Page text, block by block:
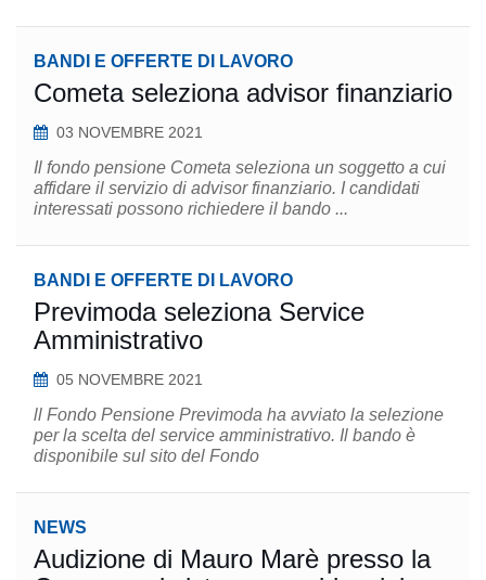
BANDI E OFFERTE DI LAVORO
Cometa seleziona advisor finanziario
03 NOVEMBRE 2021
Il fondo pensione Cometa seleziona un soggetto a cui
affidare il servizio di advisor finanziario. I candidati
interessati possono richiedere il bando ...
BANDI E OFFERTE DI LAVORO
Previmoda seleziona Service
Amministrativo
05 NOVEMBRE 2021
ll Fondo Pensione Previmoda ha avviato la selezione
per la scelta del service amministrativo. Il bando è
disponibile sul sito del Fondo
NEWS
​Audizione di Mauro Marè presso la